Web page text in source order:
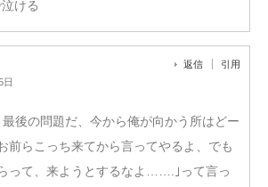
ける
日
返信 引用
後の問題だ、今から俺が向かう所はどー
前らこっち来てから言ってやるよ、でも
って、来ようとするなよ…….｣って言っ